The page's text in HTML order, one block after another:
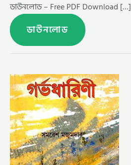
ডাউনলোড – Free PDF Download […]
ডাউনলোড
গর্ভধারিণী
–
সমরেশ
মজুমদার
–
(GARVADHARINI
BY
SAMARESH
MAJUMDAR)
–